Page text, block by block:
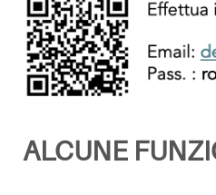
ALCUNE